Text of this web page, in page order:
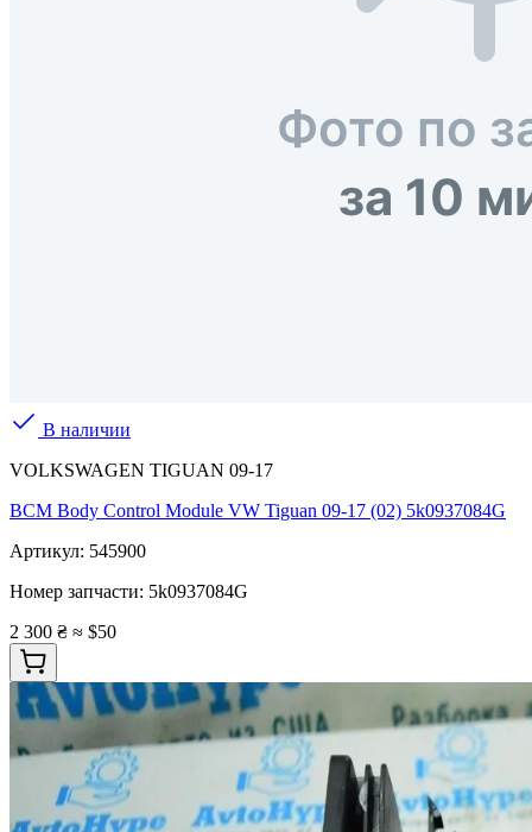
В наличии
VOLKSWAGEN TIGUAN 09-17
BCM Body Control Module VW Tiguan 09-17 (02) 5k0937084G
Артикул: 545900
Номер запчасти: 5k0937084G
2 300 ₴ ≈ $50